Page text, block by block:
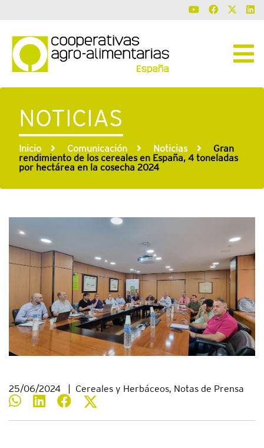
NOTICIAS
Inicio Comunicación Noticias
Gran
rendimiento de los cereales en España, 4 toneladas
por hectárea en la cosecha 2024
25/06/2024 Cereales y Herbáceos, Notas de Prensa